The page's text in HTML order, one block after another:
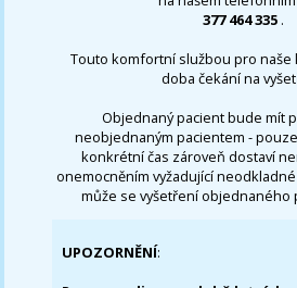
377 464 335 .
Touto komfortní službou pro naše
doba čekání na
Objednaný pacient bude mít
neobjednaným pacientem -
konkrétní čas zároveň dostaví
onemocněním vyžadující
může se vyšetření objednaného
UPOZORNĚNÍ: